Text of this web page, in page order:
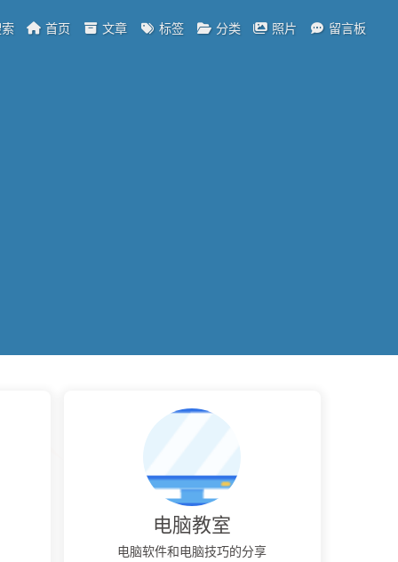
首页 文章 标签 分类 照片 留言板
电脑教室
电脑软件和电脑技巧的分享